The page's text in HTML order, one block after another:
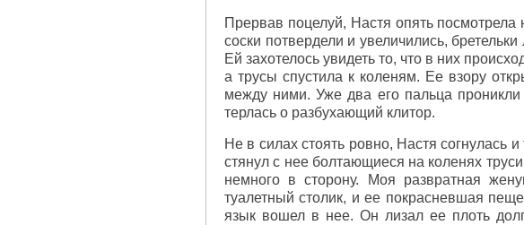
Прервав поцелуй, Настя опять
соски потвердели и увеличились,
Ей захотелось увидеть то, что в них
а трусы спустила к коленям. Ее взору
между ними. Уже два его пальца
терлась о разбухающий клитор.
Не в силах стоять ровно, Настя согнулась
стянул с нее болтающиеся на коленях
немного в сторону. Моя развратная
туалетный столик, и ее покрасневшая
язык вошел в нее. Он лизал ее плоть